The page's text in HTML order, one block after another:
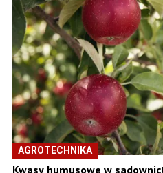
AGROTECHNIKA
Kwasy humusowe w